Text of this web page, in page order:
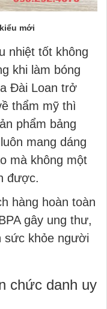
mới
nhiệt tốt không
khi làm bóng
Đài Loan trở
thẩm mỹ thì
phẩm bảng
mang dáng
mà không một
được.
hàng hoàn toàn
gây ung thư,
sức khỏe người
chức danh uy